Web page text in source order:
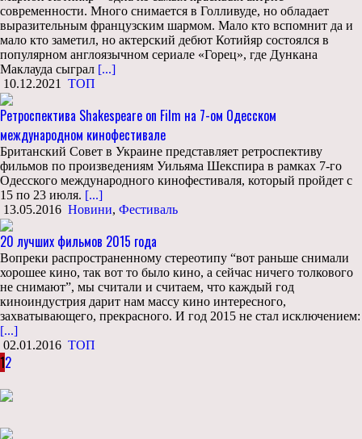
современности. Много снимается в Голливуде, но обладает
выразительным французским шармом. Мало кто вспомнит да и
мало кто заметил, но актерский дебют Котийяр состоялся в
популярном англоязычном сериале «Горец», где Дункана
Маклауда сыграл [...]
10.12.2021
ТОП
Ретроспектива Shakespeare on Film на 7-ом Одесском
международном кинофестивале
Британский Совет в Украине представляет ретроспективу
фильмов по произведениям Уильяма Шекспира в рамках 7-го
Одесского международного кинофестиваля, который пройдет с
15 по 23 июля. [...]
13.05.2016 Новини, Фестиваль
20 лучших фильмов 2015 года
Вопреки распространенному стереотипу “вот раньше снимали
хорошее кино, так вот то было кино, а сейчас ничего толкового
не снимают”, мы считали и считаем, что каждый год
киноиндустрия дарит нам массу кино интересного,
захватывающего, прекрасного. И год 2015 не стал исключением:
[...]
02.01.2016 ТОП
12